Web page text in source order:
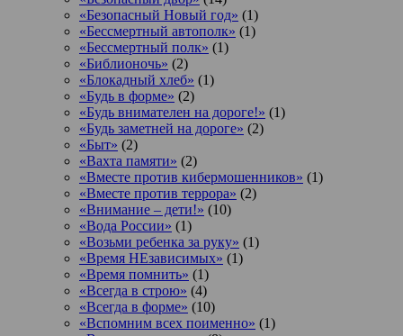
«Безопасный Новый год» (1)
«Бессмертный автополк» (1)
«Бессмертный полк» (1)
«Библионочь» (2)
«Блокадный хлеб» (1)
«Будь в форме» (2)
«Будь внимателен на дороге!» (1)
«Будь заметней на дороге» (2)
«Быт» (2)
«Вахта памяти» (2)
«Вместе против кибермошенников» (1)
«Вместе против террора» (2)
«Внимание – дети!» (10)
«Вода России» (1)
«Возьми ребенка за руку» (1)
«Время НЕзависимых» (1)
«Время помнить» (1)
«Всегда в строю» (4)
«Всегда в форме» (10)
«Вспомним всех поименно» (1)